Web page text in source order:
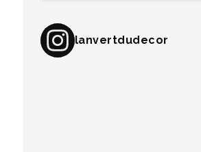
lanvertdudecor